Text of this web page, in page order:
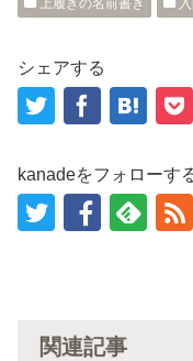
す
)
ウ
ィ
開
き
ま
す
上履きの名前書き
シェアする
kanadeをフォローす
関連記事